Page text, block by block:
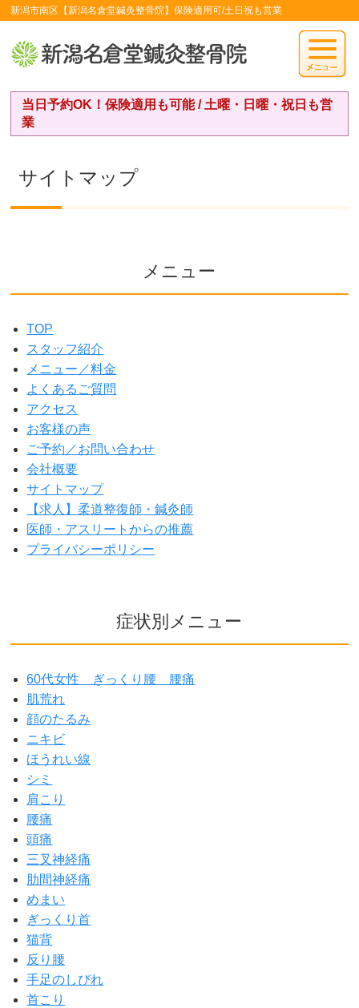
新潟市南区【新潟名倉堂鍼灸整骨院】保険適用可/土日祝も営業
当日予約OK！保険適用も可能 / 土曜・日曜・祝日も営
業
サイトマップ
メニュー
TOP
スタッフ紹介
メニュー／料金
よくあるご質問
アクセス
お客様の声
ご予約／お問い合わせ
会社概要
サイトマップ
【求人】柔道整復師・鍼灸師
医師・アスリートからの推薦
プライバシーポリシー
症状別メニュー
60代女性 ぎっくり腰 腰痛
肌荒れ
顔のたるみ
ニキビ
ほうれい線
シミ
肩こり
腰痛
頭痛
三叉神経痛
肋間神経痛
めまい
ぎっくり首
猫背
反り腰
手足のしびれ
首こり